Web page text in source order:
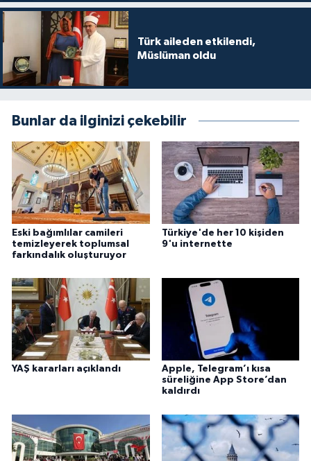
Türk aileden etkilendi,
Müslüman oldu
Bunlar da ilginizi çekebilir
Eski bağımlılar camileri
temizleyerek toplumsal
farkındalık oluşturuyor
Türkiye'de her 10 kişiden
9'u internette
YAŞ kararları açıklandı
Apple, Telegram’ı kısa
süreliğine App Store’dan
kaldırdı